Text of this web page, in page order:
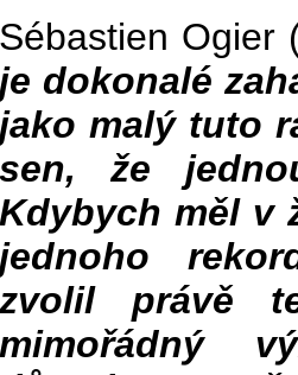
Sébastien
je dokonalé
jako malý tuto
sen, že
Kdybych měl v
jednoho
zvolil právě
mimořádný